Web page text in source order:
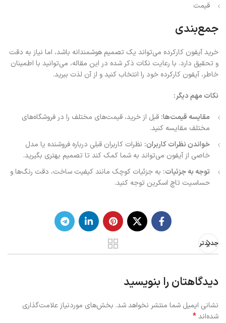
قیمت
جمع‌بندی
خرید آیفون کارکرده می‌تواند یک تصمیم هوشمندانه باشد، اما نیاز به دقت
و تحقیق دارد. با رعایت نکات ذکر شده در این مقاله، می‌توانید با اطمینان
خاطر، آیفون کارکرده خود را انتخاب کنید و از آن لذت ببرید.
نکات مهم دیگر:
مقایسه قیمت‌ها: قبل از خرید، قیمت‌های مختلف را در فروشگاه‌های
مختلف مقایسه کنید.
خواندن نظرات کاربران: نظرات کاربران قبلی درباره فروشنده یا مدل
خاصی از آیفون می‌تواند به شما کمک کند تا تصمیم بهتری بگیرید.
توجه به جزئیات: به جزئیات کوچک مانند کیفیت ساخت، دقت رنگ‌ها و
حساسیت تاچ اسکرین توجه کنید.
جدیدتر
دیدگاهتان را بنویسید
نشانی ایمیل شما منتشر نخواهد شد. بخش‌های موردنیاز علامت‌گذاری
شده‌اند*